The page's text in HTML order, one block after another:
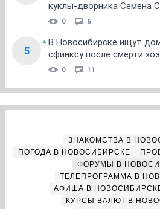
куклы-дворника Семена
0 6
5
В Новосибирске ищут
сфинксу после смерти
0 11
ЗНАКОМСТВА В
ПОГОДА В НОВОСИБИРСКЕ
ФОРУМЫ В
ТЕЛЕПРОГРАММА В
АФИША В
КУРСЫ ВАЛЮТ В